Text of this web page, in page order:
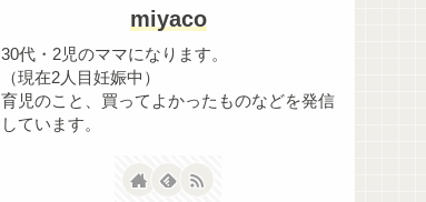
miyaco
30代・2児のママになります。
（現在2人目妊娠中）
育児のこと、買ってよかったものなどを発信
しています。